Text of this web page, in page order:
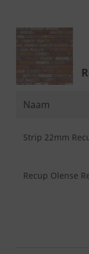
Naam
Strip 22mm
Recup Olense